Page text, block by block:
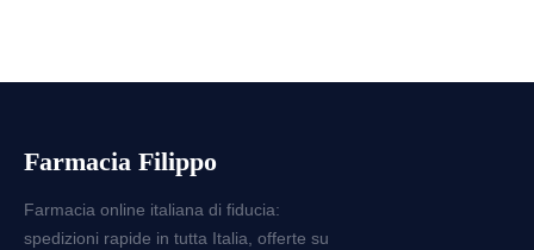
Farmacia Filippo
Farmacia online italiana di fiducia:
spedizioni rapide in tutta Italia, offerte su